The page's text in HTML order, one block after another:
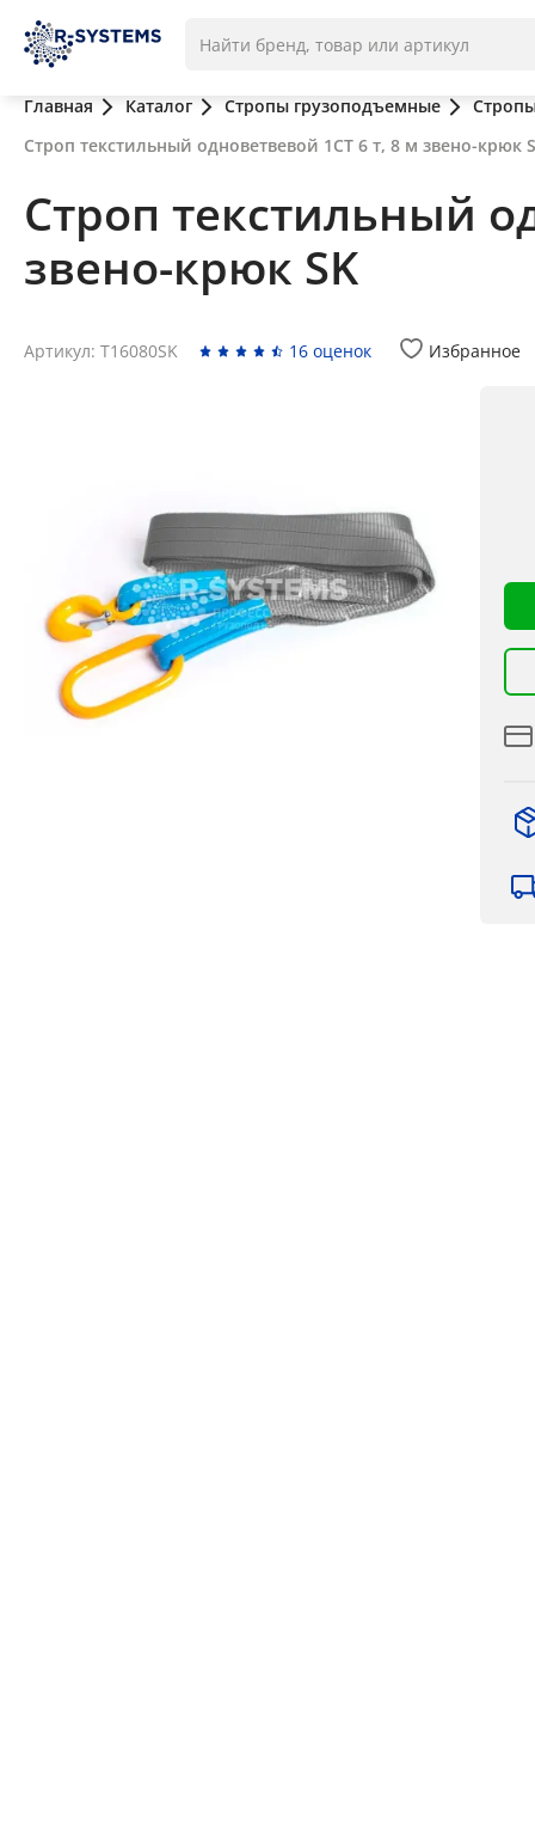
Главная Каталог Стропы грузоподъемные
Строп текстильный одноветвевой 1СТ 6 т, 8 м звено-крюк
Строп текстильный
звено-крюк SK
Артикул: T16080SK 16 оценок Избранное